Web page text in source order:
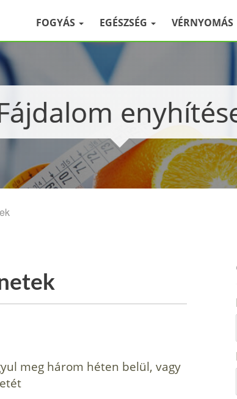
FOGYÁS EGÉSZSÉG VÉRNYOMÁS
Fájdalom
meg három héten belül, vagy